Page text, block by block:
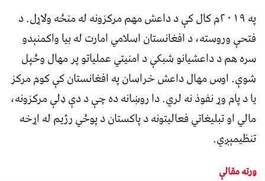
په ۲۰۱۹م کال کې د داعش مهم مرکزونه له منځه ولاړل. د
فتحې وروسته، د افغانستان اسلامي امارت له بيا واکمنېدو
سره هم د داعشيانو شبکې د امنيتي عملياتو پر مهال وځپل
شوې. اوس مهال داعش خراسان په افغانستان کې کوم مرکز
يا د پام وړ نفوذ نه لري. دا روښانه ده چې د دې ډلې مرکزونه،
مالي او تبليغاتي فعاليتونه د پاکستان د پوځي رژیم له اړخه
تنظيمېږي.
ورته مقالې